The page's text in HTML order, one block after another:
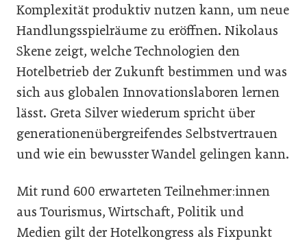
Komplexität produktiv nutzen kann, um neue
Handlungsspielräume zu eröffnen. Nikolaus
Skene zeigt, welche Technologien den
Hotelbetrieb der Zukunft bestimmen und was
sich aus globalen Innovationslaboren lernen
lässt. Greta Silver wiederum spricht über
generationenübergreifendes Selbstvertrauen
und wie ein bewusster Wandel gelingen kann.
Mit rund 600 erwarteten Teilnehmer:innen
aus Tourismus, Wirtschaft, Politik und
Medien gilt der Hotelkongress als Fixpunkt